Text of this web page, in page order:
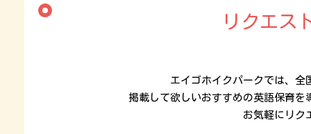
リクエス
エイゴホイクパークでは、全
掲載して欲しいおすすめの英語保育
お気軽にリク